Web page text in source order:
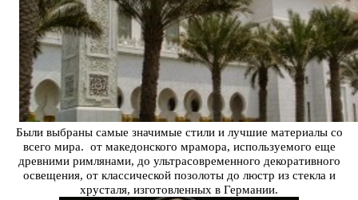
Были выбраны самые значимые стили и лучшие материалы со
всего мира. от македонского мрамора, используемого еще
древними римлянами, до ультрасовременного декоративного
освещения, от классической позолотыдо люстр из стекла и
хрусталя, изготовленных в Германии.